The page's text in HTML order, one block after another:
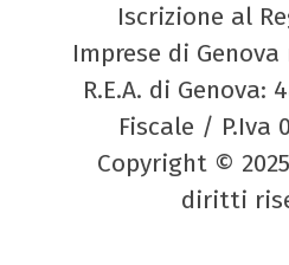
Iscrizione al
Imprese di Genova
R.E.A. di Genova:
Fiscale / P.Iva
Copyright ©
diritti